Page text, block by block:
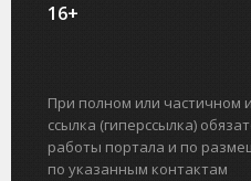
16+
При полном или частичном
ссылка (гиперссылка)
работы портала и по
по указанным контактам